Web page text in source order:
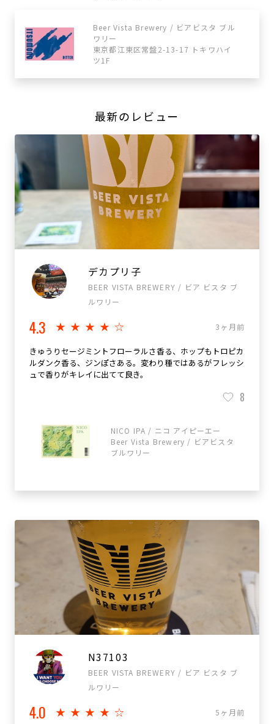
Beer Vista Brewery / ビアビスタ ブル
ワリー
東京都江東区常盤2-13-17 トキワハイ
ツ1F
最新のレビュー
デカプリ子
BEER VISTA BREWERY / ビア ビスタ ブ
ルワリー
4.3 ★★★★☆ 3ヶ月前
きゅうりセージミントフローラルさ香る、ホップもトロピカ
ルダンク香る、ジンぽさある。変わり種ではあるがフレッシ
ュで香りがキレイに出てて良き。
8
NICO IPA / ニコ アイピーエー
Beer Vista Brewery / ビアビスタ
ブルワリー
N37103
BEER VISTA BREWERY / ビア ビスタ ブ
ルワリー
4.0 ★★★★☆ 5ヶ月前